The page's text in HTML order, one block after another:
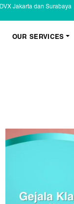
DVX Jakarta dan Surabaya
OUR SERVICES
Eczema
Infeksi